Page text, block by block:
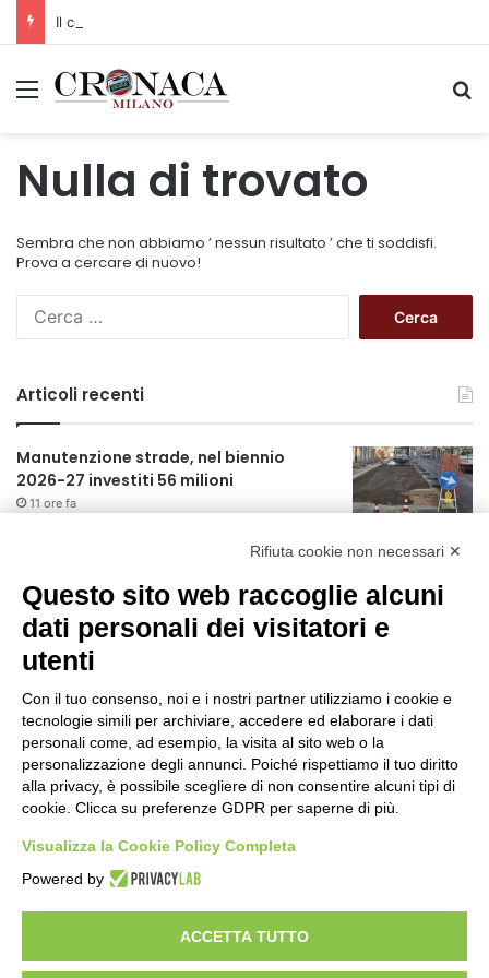
Menu
Nulla di trovato
Sembra che non abbiamo ’ nessun risultato ’ che ti soddisfi.
Prova a cercare di nuovo!
c
a
p
e
r
Articoli recenti
Manutenzione strade, nel biennio
2026-27 investiti 56 milioni
11 ore fa
Il codice segreto dei neuroni: la
cervello
12 ore fa
Una guida alimentare per affrontare i
portare in tavola a Ferragosto
16 ore fa
Il Comando della Polizia Locale di
Cinisello Balsamo fa scuola
17 ore fa
JAZZaltro: il quartetto di Luigi
Martinale e l’Orchestra da Camera del
Conservatorio Ghedini di Cuneo
Rifiuta cookie non necessari ✕
Questo sito web raccoglie alcuni
dati personali dei visitatori e
utenti
Con il tuo consenso, noi e i nostri partner utilizziamo i cookie e
tecnologie simili per archiviare, accedere ed elaborare i dati
personali come, ad esempio, la visita al sito web o la
personalizzazione degli annunci. Poiché rispettiamo il tuo diritto
alla privacy, è possibile scegliere di non consentire alcuni tipi di
cookie. Clicca su preferenze GDPR per saperne di più.
Visualizza la Cookie Policy Completa
Powered by
ACCETTA TUTTO